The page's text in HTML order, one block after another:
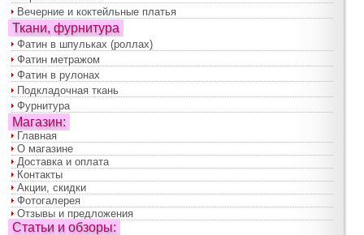
Вечерние и коктейльные платья
Ткани, фурнитура
Фатин в шпульках (роллах)
Фатин метражом
Фатин в рулонах
Подкладочная ткань
Фурнитура
Магазин:
Главная
О магазине
Доставка и оплата
Контакты
Акции, скидки
Фотогалерея
Отзывы и предложения
Статьи и обзоры: